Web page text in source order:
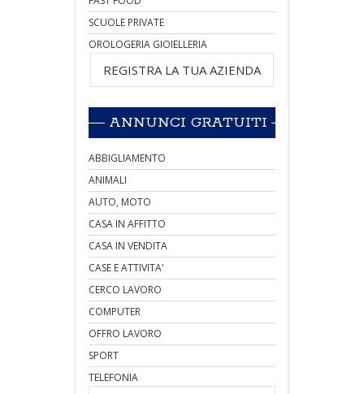
SCUOLE PRIVATE
OROLOGERIA GIOIELLERIA
REGISTRA LA TUA AZIENDA
ANNUNCI GRATUITI
ABBIGLIAMENTO
ANIMALI
AUTO, MOTO
CASA IN AFFITTO
CASA IN VENDITA
CASE E ATTIVITA'
CERCO LAVORO
COMPUTER
OFFRO LAVORO
SPORT
TELEFONIA